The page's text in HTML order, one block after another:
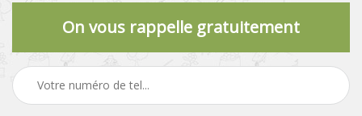
On vous rappelle gratuitement